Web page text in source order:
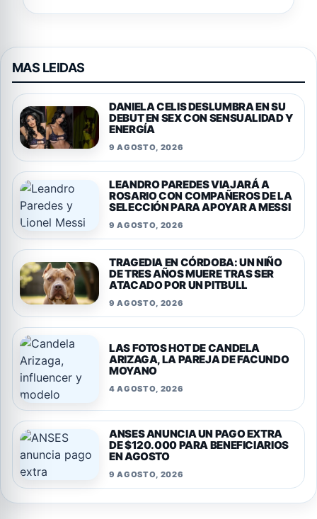
MAS LEIDAS
DANIELA CELIS DESLUMBRA EN SU
DEBUT EN SEX CON SENSUALIDAD Y
ENERGÍA
9 AGOSTO, 2026
LEANDRO PAREDES VIAJARÁ A
ROSARIO CON COMPAÑEROS DE LA
SELECCIÓN PARA APOYAR A MESSI
9 AGOSTO, 2026
TRAGEDIA EN CÓRDOBA: UN NIÑO
DE TRES AÑOS MUERE TRAS SER
ATACADO POR UN PITBULL
9 AGOSTO, 2026
LAS FOTOS HOT DE CANDELA
ARIZAGA, LA PAREJA DE FACUNDO
MOYANO
4 AGOSTO, 2026
ANSES ANUNCIA UN PAGO EXTRA
DE $120.000 PARA BENEFICIARIOS
EN AGOSTO
9 AGOSTO, 2026